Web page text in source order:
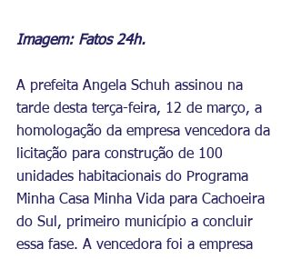
Imagem: Fatos 24h.
A prefeita Angela Schuh assinou na
tarde desta terça-feira, 12 de março, a
homologação da empresa vencedora da
licitação para construção de 100
unidades habitacionais do Programa
Minha Casa Minha Vida para Cachoeira
do Sul, primeiro município a concluir
essa fase. A vencedora foi a empresa